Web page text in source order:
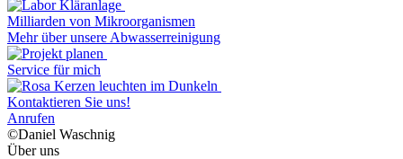
Milliarden von Mikroorganismen
Mehr über unsere Abwasserreinigung
Service für mich
Kontaktieren Sie uns!
Anrufen
©Daniel Waschnig
Über uns